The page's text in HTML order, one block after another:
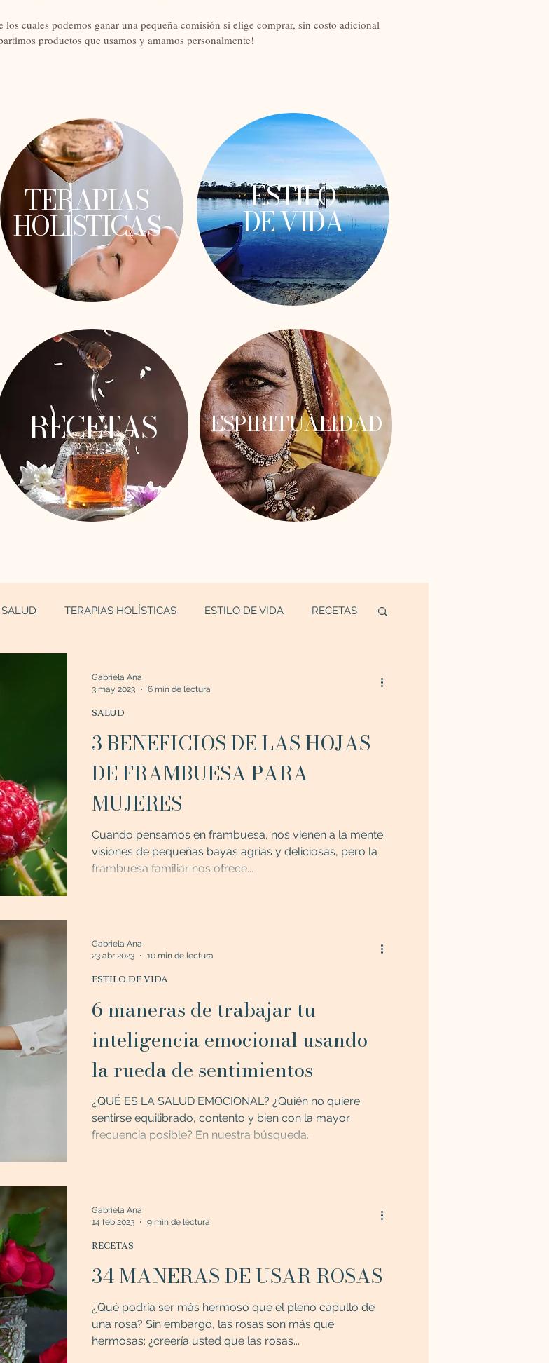
los cuales podemos ganar una pequeña comisión si elige comprar, sin costo adicional
productos que usamos y amamos personalmente!
TERAPIAS
HOLÍSTICAS
ESTILO
DE VIDA
RECETAS ESPIRITUALIDAD
SALUD TERAPIAS HOLÍSTICAS ESTILO DE VIDA RECETAS
3 BENEFICIOS DE LAS HOJAS
DE FRAMBUESA PARA
MUJERES
Cuando pensamos en frambuesa, nos vienen a la mente
visiones de pequeñas bayas agrias y deliciosas, pero la
frambuesa familiar nos ofrece...
SALUD
Gabriela Ana
3 may 2023
6 min de lectura
6 maneras de trabajar tu
inteligencia emocional usando
la rueda de sentimientos
¿QUÉ ES LA SALUD EMOCIONAL? ¿Quién no quiere
sentirse equilibrado, contento y bien con la mayor
frecuencia posible? En nuestra búsqueda...
ESTILO DE VIDA
Gabriela Ana
23 abr 2023
10 min de lectura
34 MANERAS DE USAR ROSAS
¿Qué podría ser más hermoso que el pleno capullo de
una rosa? Sin embargo, las rosas son más que
hermosas: ¿creería usted que las rosas...
RECETAS
Gabriela Ana
14 feb 2023
9 min de lectura